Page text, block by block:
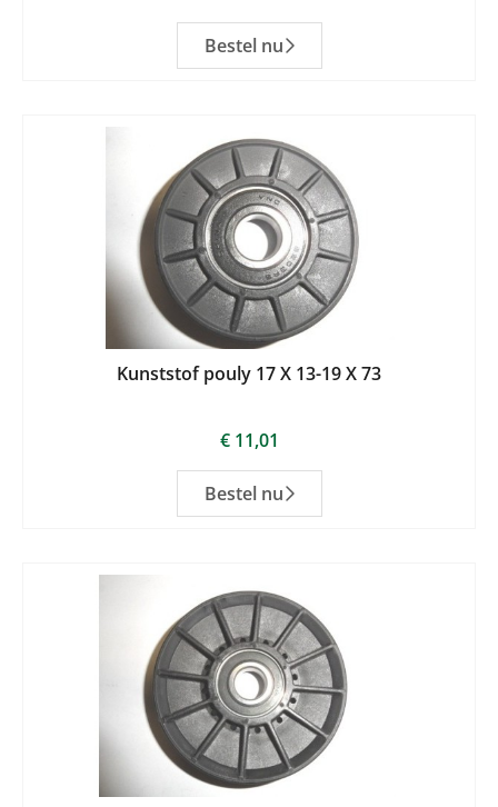
Bestel nu
Kunststof pouly 17 X 13-19 X 73
€11,01
Bestel nu